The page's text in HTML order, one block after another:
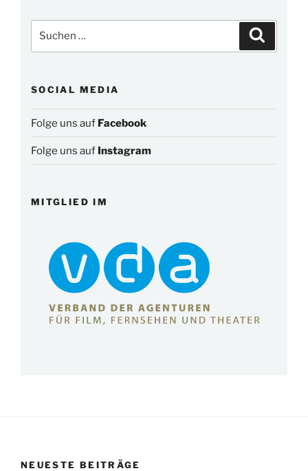
nach:
SOCIAL MEDIA
Folge uns auf Facebook
Folge uns auf Instagram
MITGLIED IM
NEUESTE BEITRÄGE